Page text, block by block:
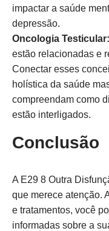
impactar a saúde
depressão.
Oncologia Testicular:
estão relacionadas e
Conectar esses
holística da saúde
compreendam como
estão interligados.
Conclusão
A E29 8 Outra
que merece atenção.
e tratamentos, você
informadas sobre a